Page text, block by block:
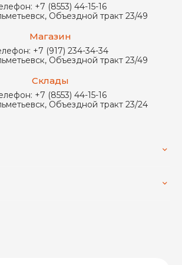
+7 (8553) 44-15-16
Объездной тракт 23/49
Магазин
+7 (917) 234-34-34
Объездной тракт 23/49
Склады
+7 (8553) 44-15-16
Объездной тракт 23/24